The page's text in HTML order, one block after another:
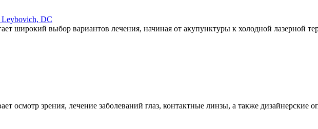
Leybovich, DC
широкий выбор вариантов лечения, начиная от акупунктуры к холодной лазерной
осмотр зрения, лечение заболеваний глаз, контактные линзы, а также дизайнерские